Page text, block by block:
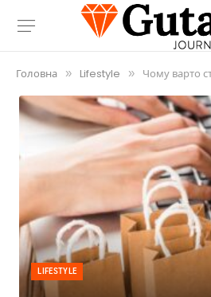
Головна » Lifestyle » Чому варто
LIFESTYLE